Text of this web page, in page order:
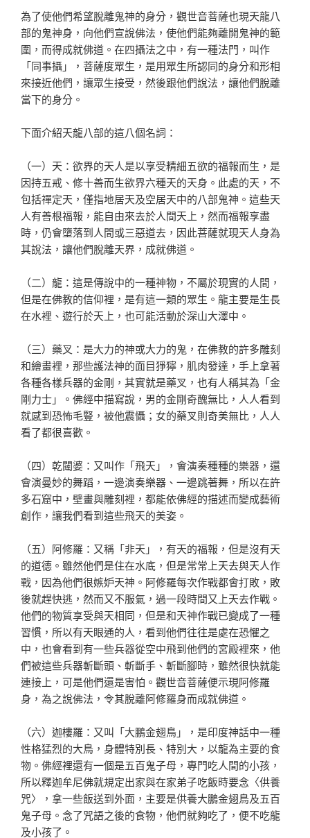
為了使他們希望脫離鬼神的身分，觀世音菩薩也現天龍八
部的鬼神身，向他們宣說佛法，使他們能夠離開鬼神的範
圍，而得成就佛道。在四攝法之中，有一種法門，叫作
「同事攝」，菩薩度眾生，是用眾生所認同的身分和形相
來接近他們，讓眾生接受，然後跟他們說法，讓他們脫離
當下的身分。
下面介紹天龍八部的這八個名詞：
（一）天：欲界的天人是以享受精細五欲的福報而生，是
因持五戒、修十善而生欲界六種天的天身。此處的天，不
包括禪定天，僅指地居天及空居天中的八部鬼神。這些天
人有善根福報，能自由來去於人間天上，然而福報享盡
時，仍會墮落到人間或三惡道去，因此菩薩就現天人身為
其說法，讓他們脫離天界，成就佛道。
（二）龍：這是傳說中的一種神物，不屬於現實的人間，
但是在佛教的信仰裡，是有這一類的眾生。龍主要是生長
在水裡、遊行於天上，也可能活動於深山大澤中。
（三）藥叉：是大力的神或大力的鬼，在佛教的許多雕刻
和繪畫裡，那些護法神的面目猙獰，肌肉發達，手上拿著
各種各樣兵器的金剛，其實就是藥叉，也有人稱其為「金
剛力士」。佛經中描寫說，男的金剛奇醜無比，人人看到
就感到恐怖毛豎，被他震懾；女的藥叉則奇美無比，人人
看了都很喜歡。
（四）乾闥婆：又叫作「飛天」，會演奏種種的樂器，還
會演曼妙的舞蹈，一邊演奏樂器、一邊跳著舞，所以在許
多石窟中，壁畫與雕刻裡，都能依佛經的描述而變成藝術
創作，讓我們看到這些飛天的美姿。
（五）阿修羅：又稱「非天」，有天的福報，但是沒有天
的道德。雖然他們是住在水底，但是常常上天去與天人作
戰，因為他們很嫉妒天神。阿修羅每次作戰都會打敗，敗
後就趕快逃，然而又不服氣，過一段時間又上天去作戰。
他們的物質享受與天相同，但是和天神作戰已變成了一種
習慣，所以有天眼通的人，看到他們往往是處在恐懼之
中，也會看到有一些兵器從空中飛到他們的宮殿裡來，他
們被這些兵器斬斷頭、斬斷手、斬斷腳時，雖然很快就能
連接上，可是他們還是害怕。觀世音菩薩便示現阿修羅
身，為之說佛法，令其脫離阿修羅身而成就佛道。
（六）迦樓羅：又叫「大鵬金翅鳥」，是印度神話中一種
性格猛烈的大鳥，身體特別長、特別大，以龍為主要的食
物。佛經裡還有一個是五百鬼子母，專門吃人間的小孩，
所以釋迦牟尼佛就規定出家與在家弟子吃飯時要念〈供養
咒〉，拿一些飯送到外面，主要是供養大鵬金翅鳥及五百
鬼子母。念了咒語之後的食物，他們就夠吃了，便不吃龍
及小孩了。